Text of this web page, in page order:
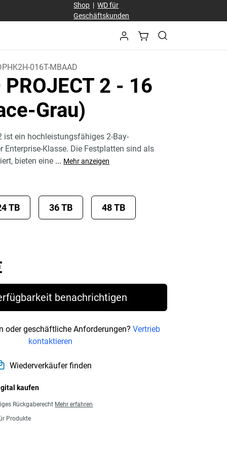
Shop |WD für
Geschäftskunden
016T-MBAAD
2 - 16
Grau)
ist ein hochleistungsfähiges 2-Bay-
Enterprise-Klasse. Die Festplatten sind als
bieten eine ... Mehr anzeigen
TB 36 TB 48 TB
Price 1.173,99 €
benachrichtigen
oder geschäftliche Anforderungen?Vertrieb
kontaktieren
Wiederverkäufer finden
kaufen
Rückgaberecht Mehr erfahren
Produkte